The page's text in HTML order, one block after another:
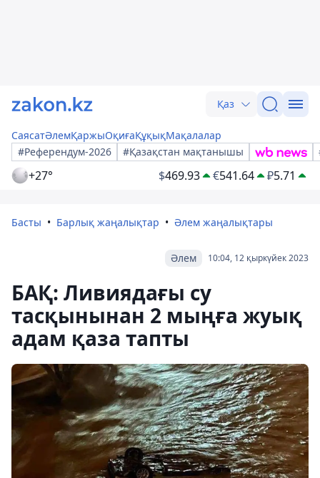
Қаз
СаясатӘлемҚаржыОқиғаҚұқықМақалалар
#Референдум-2026
#Қазақстан мақтанышы
+27° $469.93 €541.64 ₽5.71
Басты Барлық жаңалықтар Әлем жаңалықтары
10:04, 12 қыркүйек 2023
Әлем
БАҚ: Ливиядағы су
тасқынынан 2 мыңға жуық
адам қаза тапты